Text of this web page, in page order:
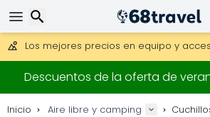
Envío DHL 1 día disponible.
30 días para devoluciones, 90 días
Los mejores precios en equipo y
Descuentos de la oferta de
Inicio Aire libre y camping
Buscar